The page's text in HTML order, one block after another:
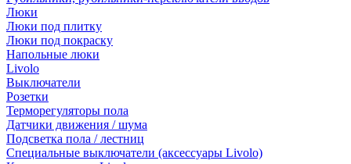
Люки
Люки под плитку
Люки под покраску
Напольные люки
Livolo
Выключатели
Розетки
Терморегуляторы пола
Датчики движения / шума
Подсветка пола / лестниц
Специальные выключатели (аксессуары Livolo)